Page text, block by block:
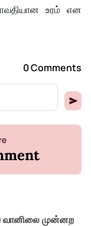
உரம் என
0 Comments
முன்னற